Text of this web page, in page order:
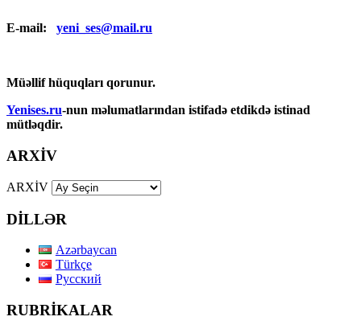
E-mail: yeni_ses@mail.ru
Müəllif hüquqları qorunur.
Yenises.ru-nun məlumatlarından istifadə etdikdə istinad
mütləqdir.
ARXİV
ARXİV
DİLLƏR
Azərbaycan
Türkçe
Русский
RUBRİKALAR